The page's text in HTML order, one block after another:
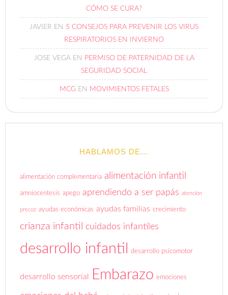
CÓMO SE CURA?
JAVIER EN 5 CONSEJOS PARA PREVENIR LOS VIRUS
RESPIRATORIOS EN INVIERNO
JOSE VEGAEN PERMISO DE PATERNIDAD DE LA
SEGURIDAD SOCIAL
MCGEN MOVIMIENTOS FETALES
HABLAMOS DE…
alimentación complementaria alimentación infantil
amniocentesis apego aprendiendo a ser papás atención
precoz ayudas económicas ayudas familias crecimiento
crianza infantil cuidados infantiles
desarrollo infantil desarrollo psicomotor
desarrollo sensorial Embarazo emociones